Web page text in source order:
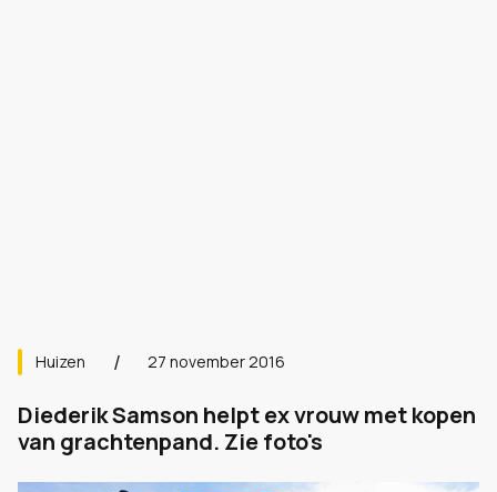
Huizen 27 november 2016
Diederik Samson helpt ex vrouw met kopen
van grachtenpand. Zie foto's